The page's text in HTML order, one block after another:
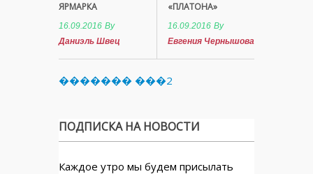
ЯРМАРКА
16.09.2016 By
Даниэль Швец
«ПЛАТОНА»
16.09.2016 By
Евгения Чернышова
������� ���2
ПОДПИСКА НА НОВОСТИ
Каждое утро мы будем присылать